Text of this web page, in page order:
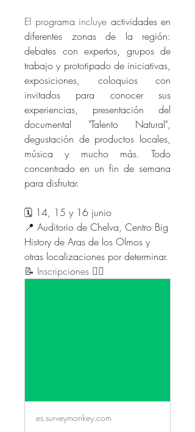
El programa incluye actividades en
diferentes zonas de la región:
debates con expertos, grupos de
trabajo y prototipado de iniciativas,
exposiciones, coloquios con
invitados para conocer sus
experiencias, presentación del
documental "Talento Natural",
degustación de productos locales,
música y mucho más. Todo
concentrado en un fin de semana
para disfrutar.
🗓️ 14, 15 y 16 junio
📍 Auditorio de Chelva, Centro Big
History de Aras de los Olmos y
otras localizaciones por determinar.
📝 Inscripciones 👇🏻
es.surveymonkey.com